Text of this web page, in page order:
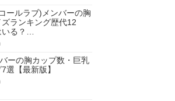
ールラブ)メンバーの胸
ランキング歴代12
る？…
ーの胸カップ数・巨乳
選【最新版】